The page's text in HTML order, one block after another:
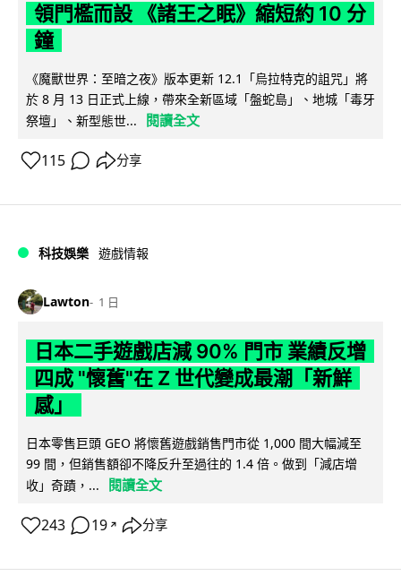
領門檻而設 《諸王之眠》縮短約 10 分
鐘
《魔獸世界：至暗之夜》版本更新 12.1「烏拉特克的詛咒」將
於 8 月 13 日正式上線，帶來全新區域「盤蛇島」、地城「毒牙
祭壇」、新型態世...
閱讀全文
115 分享
科技娛樂 遊戲情報
Lawton 1 日
日本二手遊戲店減 90% 門市 業績反增
四成 "懷舊"在 Z 世代變成最潮「新鮮
感」
日本零售巨頭 GEO 將懷舊遊戲銷售門市從 1,000 間大幅減至
99 間，但銷售額卻不降反升至過往的 1.4 倍。做到「減店增
收」奇蹟，...
閱讀全文
243 19 ↗ 分享